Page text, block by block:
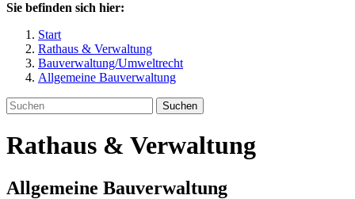
Sie befinden sich hier:
Start
Rathaus & Verwaltung
Bauverwaltung/Umweltrecht
Allgemeine Bauverwaltung
Suchen
Rathaus & Verwaltung
Allgemeine Bauverwaltung